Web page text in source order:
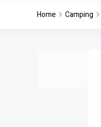
Home Camping